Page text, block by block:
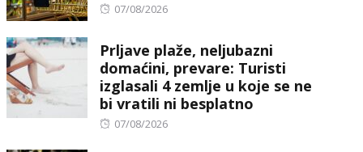
Posted
07/08/2026
Prljave plaže, neljubazni
domaćini, prevare: Turisti
izglasali 4 zemlje u koje se ne
bi vratili ni besplatno
Posted
07/08/2026